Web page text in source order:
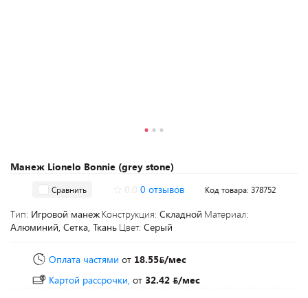
Манеж Lionelo Bonnie (grey stone)
Сравнить 0 отзывов Код товара: 378752
Тип: Игровой манеж Конструкция: Складной Материал:
Алюминий, Сетка, Ткань Цвет: Серый
Оплата частями от 18.55 /мес
Картой рассрочки, от 32.42
/мес